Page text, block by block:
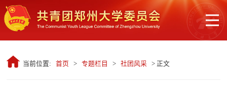
当前位置: 首页 > 专题栏目 > 社团风采 > 正文